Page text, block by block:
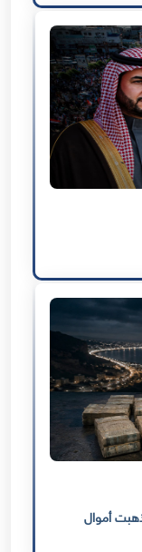
أموال